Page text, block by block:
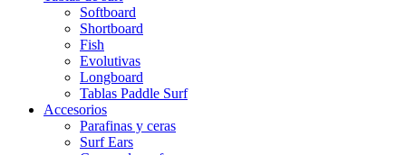
Softboard
Shortboard
Fish
Evolutivas
Longboard
Tablas Paddle Surf
Accesorios
Parafinas y ceras
Surf Ears